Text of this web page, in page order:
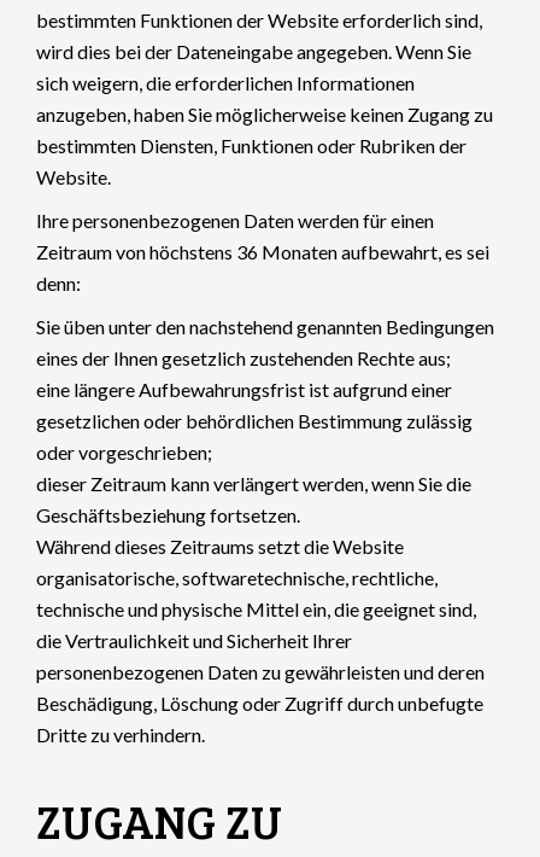
bestimmten Funktionen der Website erforderlich sind,
wird dies bei der Dateneingabe angegeben. Wenn Sie
sich weigern, die erforderlichen Informationen
anzugeben, haben Sie möglicherweise keinen Zugang zu
bestimmten Diensten, Funktionen oder Rubriken der
Website.
Ihre personenbezogenen Daten werden für einen
Zeitraum von höchstens 36 Monaten aufbewahrt, es sei
denn:
Sie üben unter den nachstehend genannten Bedingungen
eines der Ihnen gesetzlich zustehenden Rechte aus;
eine längere Aufbewahrungsfrist ist aufgrund einer
gesetzlichen oder behördlichen Bestimmung zulässig
oder vorgeschrieben;
dieser Zeitraum kann verlängert werden, wenn Sie die
Geschäftsbeziehung fortsetzen.
Während dieses Zeitraums setzt die Website
organisatorische, softwaretechnische, rechtliche,
technische und physische Mittel ein, die geeignet sind,
die Vertraulichkeit und Sicherheit Ihrer
personenbezogenen Daten zu gewährleisten und deren
Beschädigung, Löschung oder Zugriff durch unbefugte
Dritte zu verhindern.
ZUGANG ZU